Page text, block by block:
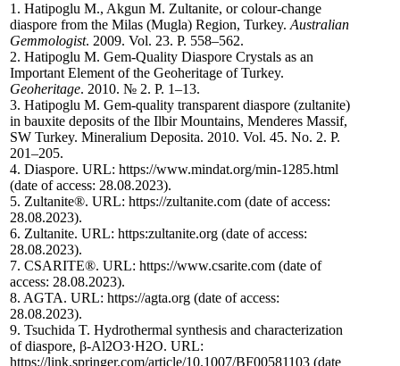
1. Hatipoglu M., Akgun M. Zultanite, or colour-change
diaspore from the Milas (Mugla) Region, Turkey. Australian
Gemmologist. 2009. Vol. 23. P. 558–562.
2. Hatipoglu M. Gem-Quality Diaspore Crystals as an
Important Element of the Geoheritage of Turkey.
Geoheritage. 2010. № 2. Р. 1–13.
3. Hatipoglu M. Gem-quality transparent diaspore (zultanite)
in bauxite deposits of the Ilbir Mountains, Menderes Massif,
SW Turkey. Mineralium Deposita. 2010. Vol. 45. No. 2. P.
201–205.
4. Diaspore. URL: https://www.mindat.org/min-1285.html
(date of access: 28.08.2023).
5. Zultanite®. URL: https://zultanite.com (date of access:
28.08.2023).
6. Zultanite. URL: https:zultanite.org (date of access:
28.08.2023).
7. CSARITE®. URL: https://www.csarite.com (date of
access: 28.08.2023).
8. AGTA. URL: https://agta.org (date of access:
28.08.2023).
9. Tsuchida T. Hydrothermal synthesis and characterization
of diaspore, β-Al2O3·H2O. URL:
https://link.springer.com/article/10.1007/BF00581103 (date